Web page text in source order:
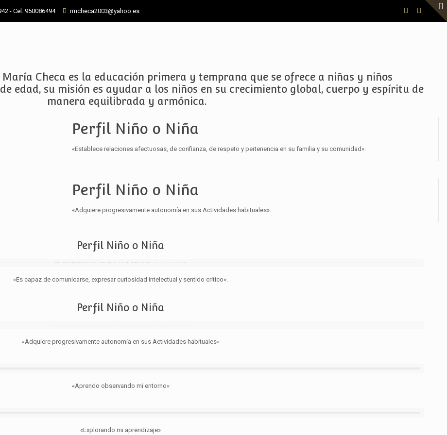
- Cel. 950086494 rmcheca2003@yahoo.es
María Checa es la educación primera y temprana que se ofrece a niñas y niños
edad, su misión es ayudar a los niños en su crecimiento global, cuerpo y espíritu de
manera equilibrada y armónica.
Perfil Niño o Niña
«Establece relaciones afectuosas, de confianza, de respeto y pertenencia en su familia y su comunidad».
Perfil Niño o Niña
«Adquiere progresivamente autonomía en sus Actividades habituales».
Perfil Niño o Niña
«Es capaz de comunicarse, expresar curiosidad intelectual y sentido crítico».
Perfil Niño o Niña
«Adquiere progresivamente autonomía en sus Actividades habituales»
«Aprendo observando mi entorno»
«Explorando mi aprendizaje»